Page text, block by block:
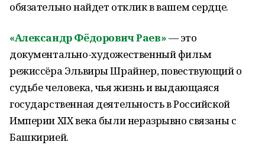
обязательно найдет отклик в вашем сердце.
«Александр Фёдорович Раев»— это
документально-художественный фильм
режиссёра Эльвиры Шрайнер, повествующий о
судьбе человека, чья жизнь и выдающаяся
государственная деятельность в Российской
Империи XIX века были неразрывно связаны с
Башкирией.